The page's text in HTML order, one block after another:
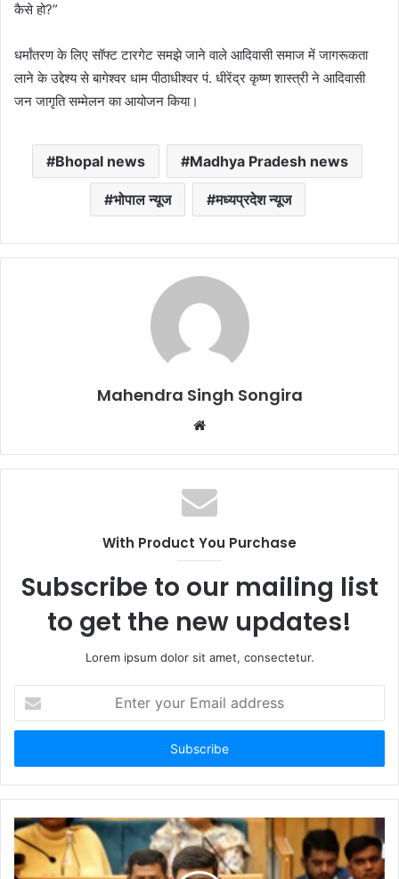
कैसे हो?”
धर्मांतरण के लिए सॉफ्ट टारगेट समझे जाने वाले आदिवासी समाज में जागरूकता
लाने के उद्देश्य से बागेश्वर धाम पीठाधीश्वर पं. धीरेंद्र कृष्ण शास्त्री ने आदिवासी
जन जागृति सम्मेलन का आयोजन किया।
Bhopal news Madhya Pradesh news
भोपाल न्यूज मध्यप्रदेश न्यूज
Mahendra Singh Songira
Website
With Product You Purchase
Subscribe to our mailing list
to get the new updates!
Lorem ipsum dolor sit amet, consectetur.
your
Email